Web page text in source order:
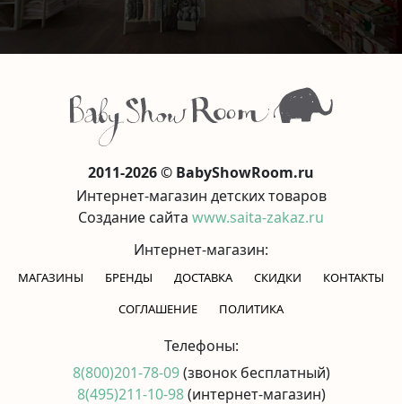
2011-2026 © BabyShowRoom.ru
Интернет-магазин детских товаров
Создание сайта www.saita-zakaz.ru
Интернет-магазин:
МАГАЗИНЫ БРЕНДЫ ДОСТАВКА СКИДКИ
КОНТАКТЫ
CОГЛАШЕНИЕ
ПОЛИТИКА
Телефоны:
8(800)201-78-09(звонок бесплатный)
8(495)211-10-98(интернет-магазин)